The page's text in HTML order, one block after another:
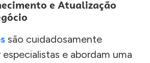
e Atualização
são cuidadosamente
e abordam uma